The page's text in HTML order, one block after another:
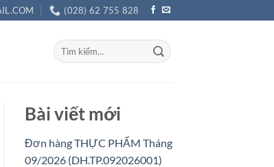
(028) 62 755 828
Bài viết mới
Đơn hàng THỰC PHẨM Tháng
09/2026 (DH.TP.092026001)